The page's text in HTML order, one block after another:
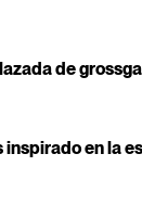
de
en la